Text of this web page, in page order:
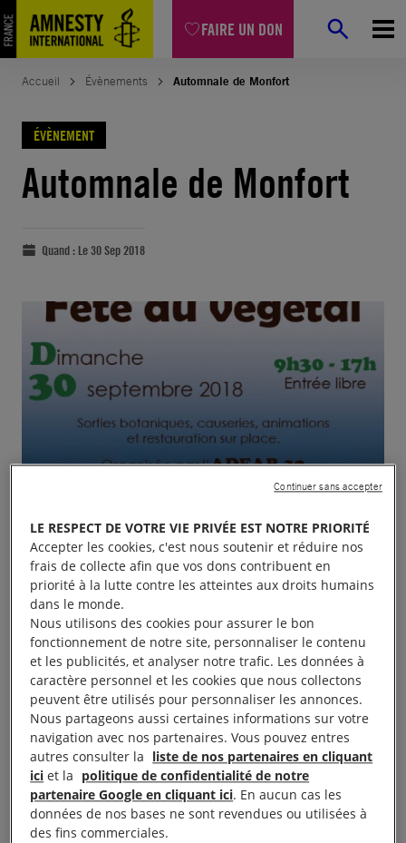
FAIRE UN DON
Accueil Évènements Automnale de Monfort
ÉVÈNEMENT
Automnale de Monfort
Quand : Le 30 Sep 2018
Fête de végétal dimanche 30 septembre de 9h30 à
17 h, sorties botaniques, causeries, animations et
restauration sur place, organisé par l’ADEAR 32
« Développons l’agriculture paysanne »
LE RESPECT DE VOTRE VIE PRIVÉE EST NOTRE PRIORITÉ
Accepter les cookies, c'est nous soutenir et réduire nos
frais de collecte afin que vos dons contribuent en
priorité à la lutte contre les atteintes aux droits humains
dans le monde.
Nous utilisons des cookies pour assurer le bon
fonctionnement de notre site, personnaliser le contenu
et les publicités, et analyser notre trafic. Les données à
caractère personnel et les cookies que nous collectons
peuvent être utilisés pour personnaliser les annonces.
Nous partageons aussi certaines informations sur votre
navigation avec nos partenaires. Vous pouvez entres
autres consulter la liste de nos partenaires en cliquant
ici et la politique de confidentialité de notre
partenaire Google en cliquant ici. En aucun cas les
données de nos bases ne sont revendues ou utilisées à
des fins commerciales.
Continuer sans accepter